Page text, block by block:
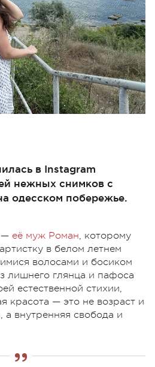
в Instagram
нежных снимков с
одесском побережье.
— её муж Роман, которому
в белом летнем
волосами и босиком
лишнего глянца и пафоса
естественной стихии,
красота — это не возраст и
внутренняя свобода и